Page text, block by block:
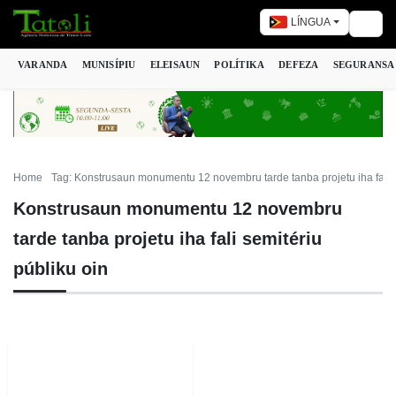
LÍNGUA
VARANDA MUNISÍPIU ELEISAUN POLÍTIKA DEFEZA SEGURANSA
Home Tag: Konstrusaun monumentu 12 novembru tarde tanba projetu iha fali
Konstrusaun monumentu 12 novembru
tarde tanba projetu iha fali semitériu
públiku oin